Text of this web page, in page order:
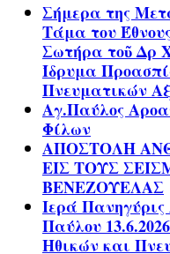
Σήμερα της
Τάμα του
Σωτήρα τοῦ Δρ
Ίδρυμα
Πνευματικών
Αγ.Παύλος
Φίλων
ΑΠΟΣΤΟΛΗ
ΕΙΣ ΤΟΥΣ
ΒΕΝΕΖΟΥΕΛΑΣ
Ιερά
Παύλου
Ηθικών και